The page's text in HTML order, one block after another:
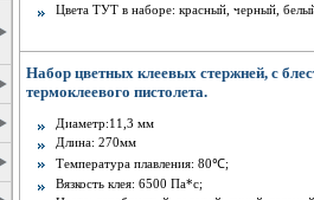
Цвета ТУТ в наборе: красный, черный,
Набор цветных клеевых стержней, с
термоклеевого пистолета.
Диаметр:11,3 мм
Длина: 270мм
Температура плавления: 80℃;
Вязкость клея: 6500 Па*с;